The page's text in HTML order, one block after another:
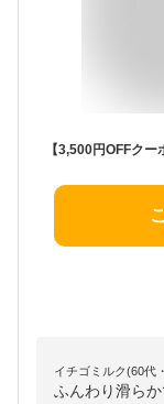
イチゴミルク(60代
ふんわり滑ら